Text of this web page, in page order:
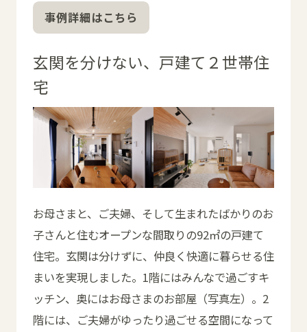
事例詳細はこちら
玄関を分けない、戸建て２世帯住
宅
お母さまと、ご夫婦、そして生まれたばかりのお
子さんと住むオープンな間取りの92㎡の戸建て
住宅。玄関は分けずに、仲良く快適に暮らせる住
まいを実現しました。1階にはみんなで過ごすキ
ッチン、奥にはお母さまのお部屋（写真左）。2
階には、ご夫婦がゆったり過ごせる空間になって